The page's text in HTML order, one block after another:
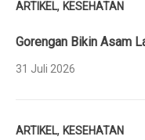
ARTIKEL, KESEHATAN
Gorengan Bikin Asam
31 Juli 2026
ARTIKEL, KESEHATAN